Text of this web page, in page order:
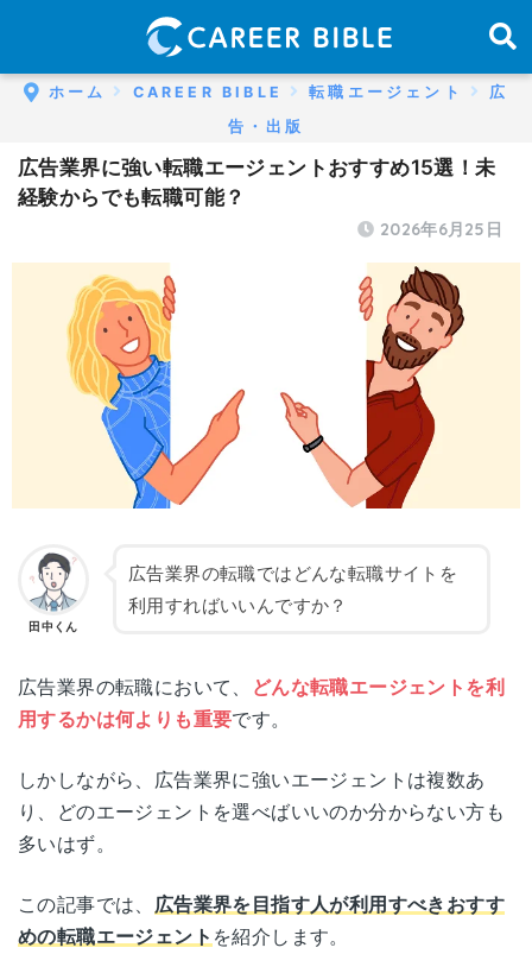
ホーム CAREER BIBLE 転職エージェント
広
告・出版
広告業界に強い転職エージェントおすすめ15選！未
経験からでも転職可能？
2026年6月25日
田中くん
広告業界の転職ではどんな転職サイトを
利用すればいいんですか？
広告業界の転職において、
どんな転職エージェントを利
用するかは何よりも重要です。
しかしながら、広告業界に強いエージェントは複数あ
り、どのエージェントを選べばいいのか分からない方も
多いはず。
この記事では、 広告業界を目指す人が利用すべきおすす
めの転職エージェント を紹介します。